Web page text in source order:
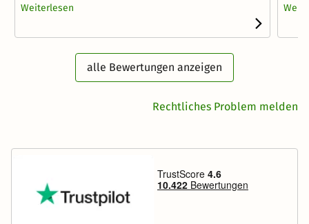
Weiterlesen
alle Bewertungen anzeigen
Rechtliches Problem melden